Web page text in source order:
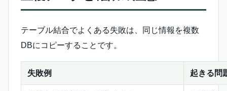
テーブル結合でよくある失敗は、同じ情報を複数
DBにコピーすることです。
失敗例 起きる問